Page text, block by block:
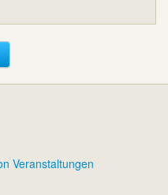
Veranstaltungen